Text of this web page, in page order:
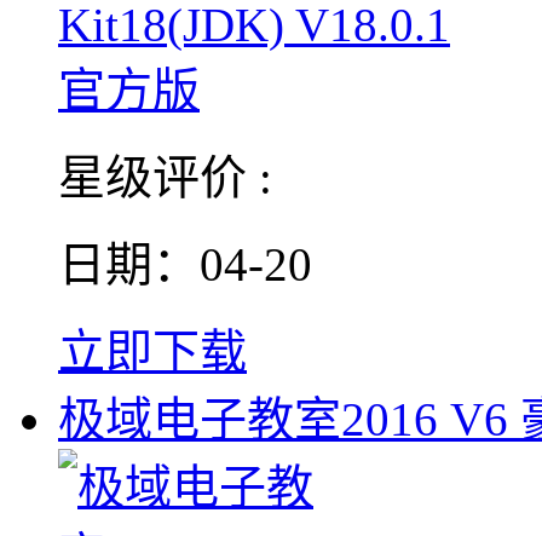
星级评价 :
日期：04-20
立即下载
极域电子教室2016 V6